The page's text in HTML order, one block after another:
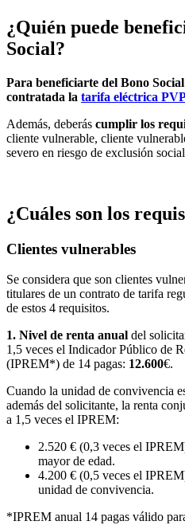
¿Quién puede
Social?
Para beneficiarte del Bono
contratada la tarifa eléctrica
Además, deberás cumplir los
cliente vulnerable, cliente
severo en riesgo de exclusión
¿Cuáles son los
Clientes vulnerables
Se considera que son clientes
titulares de un contrato de tarifa
de estos 4 requisitos.
1. Nivel de renta anual del
1,5 veces el Indicador Público de
(IPREM*) de 14 pagas: 12.600€.
Cuando la unidad de convivencia
además del solicitante, la renta
a 1,5 veces el IPREM:
2.520 € (0,3 veces el
mayor de edad.
4.200 € (0,5 veces el
unidad de convivencia.
*IPREM anual 14 pagas válido